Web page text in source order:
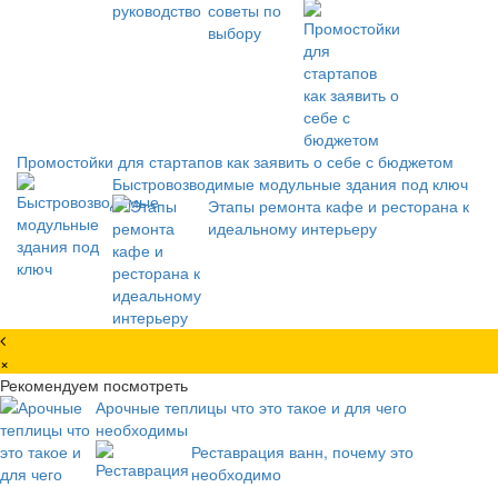
Промостойки для стартапов как заявить о себе с бюджетом
Быстровозводимые модульные здания под ключ
Этапы ремонта кафе и ресторана к
идеальному интерьеру
×
Рекомендуем посмотреть
Арочные теплицы что это такое и для чего
необходимы
Реставрация ванн, почему это
необходимо